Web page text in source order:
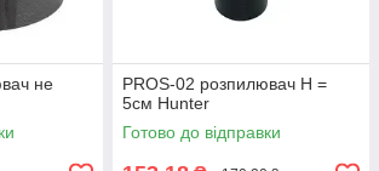
не
PROS-02 розпилювач Н =
5см Hunter
Готово до відправки